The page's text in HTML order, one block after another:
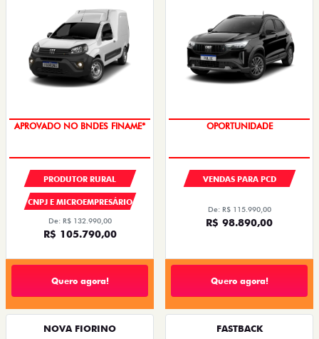
APROVADO NO BNDES FINAME*
PRODUTOR RURAL
CNPJ E MICROEMPRESÁRIO
De: R$ 132.990,00
R$ 105.790,00
Quero agora!
OPORTUNIDADE
VENDAS PARA PCD
De: R$ 115.990,00
R$ 98.890,00
Quero agora!
NOVA FIORINO FASTBACK